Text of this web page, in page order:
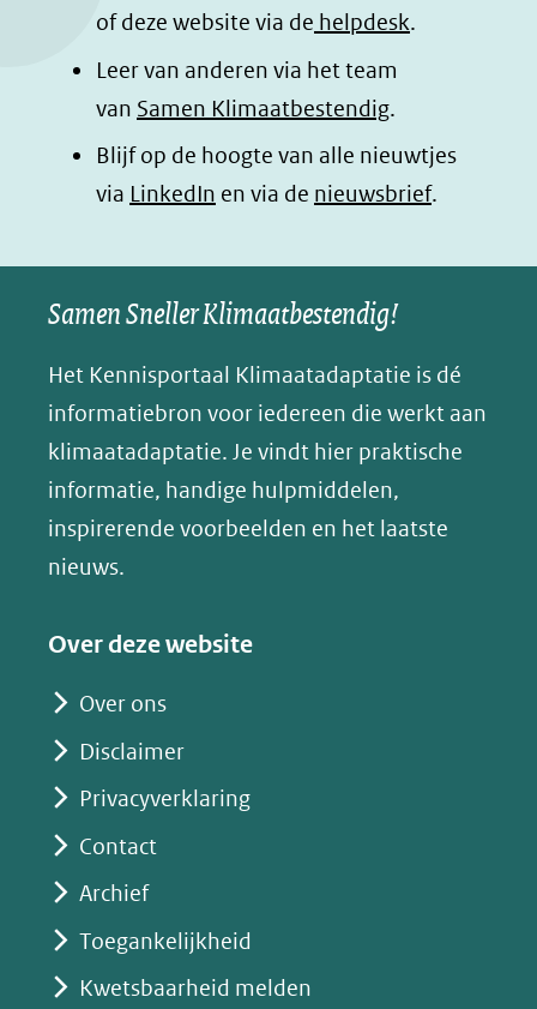
o
(opent
in
nieuw
venster)
naar
een
website)
I
(opent
in
nieuw
venster)
naar
een
website)
p
(opent
in
nieuw
venster)
naar
een
website)
e
o
p
B
l
e
s
y
(opent
in
nieuw
venster)
of deze website via de helpdesk.
Leer van anderen via het team
van Samen Klimaatbestendig.
Blijf op de hoogte van alle nieuwtjes
via LinkedIn (opent
nieuw
venster)
naar
een
andere
website)
en via de nieuwsbrief.
Samen Sneller Klimaatbestendig!
Het Kennisportaal Klimaatadaptatie is dé
informatiebron voor iedereen die werkt aan
klimaatadaptatie. Je vindt hier praktische
informatie, handige hulpmiddelen,
inspirerende voorbeelden en het laatste
nieuws.
Over deze website
Over ons
Disclaimer
Privacyverklaring
Contact
Archief
Toegankelijkheid
Kwetsbaarheid melden